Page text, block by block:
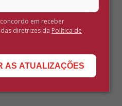
em receber
diretrizes da Política de
AS ATUALIZAÇÕES